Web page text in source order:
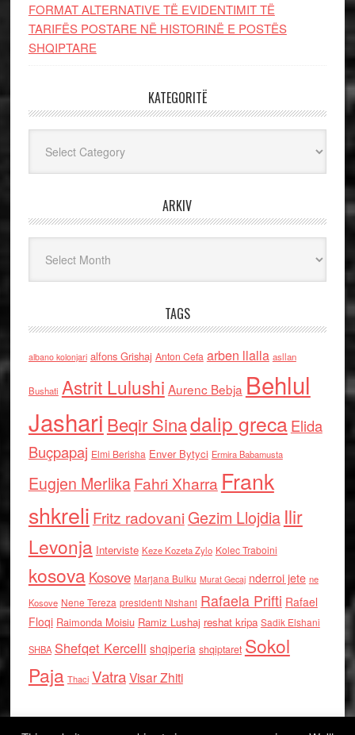
FORMAT ALTERNATIVE TË EVIDENTIMIT TË
TARIFËS POSTARE NË HISTORINË E POSTËS
SHQIPTARE
KATEGORITË
ARKIV
TAGS
albano kolonjari alfons Grishaj Anton Cefa arben llalla asllan
Bushati Astrit Lulushi Aurenc Bebja Behlul
Jashari Beqir Sinadalip grecaElida
Buçpapaj Elmi Berisha Enver Bytyci Ermira Babamusta
Eugjen MerlikaFahri Xharra Frank
shkreli Fritz radovaniGezim Llojdia Ilir
Levonja Interviste Keze Kozeta Zylo Kolec Traboini
kosova Kosove Marjana Bulku Murat Gecaj nderroi jete ne
Kosove Nene Tereza presidenti Nishani Rafaela Prifti Rafael
Floqi Raimonda Moisiu Ramiz Lushaj reshat kripa Sadik Elshani
SHBA Shefqet Kercelli shqiperia shqiptaret Sokol
Paja Thaci VatraVisar Zhiti